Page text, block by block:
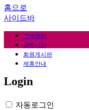
홈으로
사이드바
고객센터
커뮤니티
회원게시판
제휴안내
Login
자동로그인